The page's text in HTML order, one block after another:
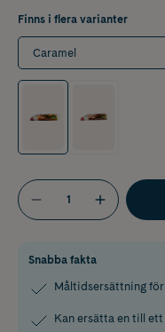
Finns i flera varianter
Caramel
Snabba fakta
Måltidsersättning
Kan ersätta en till